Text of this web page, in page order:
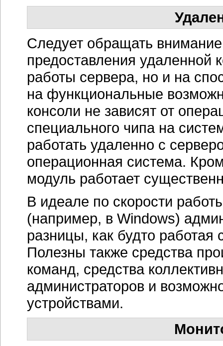
Следует обращать
предоставления удаленной
работы сервера, но и на
на функциональные
консоли не зависят от
специального чипа на
работать удаленно с
операционная система.
модуль работает
В идеале по скорости
(например, в Windows)
разницы, как будто
Полезны также средства
команд, средства
администраторов и
устройствами.